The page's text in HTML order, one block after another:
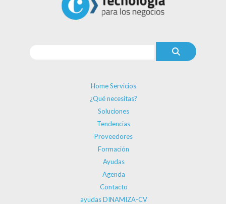
Home Servicios
¿Qué necesitas?
Soluciones
Tendencias
Proveedores
Formación
Ayudas
Agenda
Contacto
ayudas DINAMIZA-CV